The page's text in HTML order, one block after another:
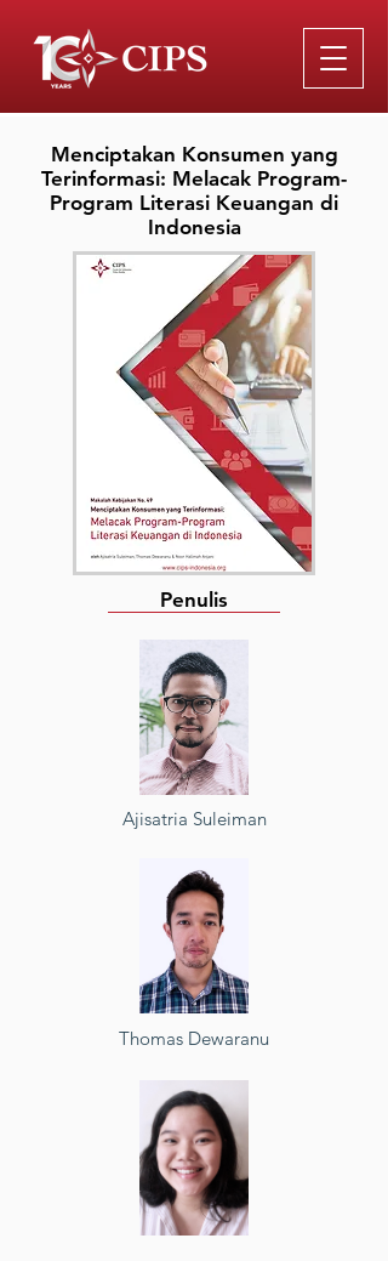
Menciptakan Konsumen yang
Terinformasi: Melacak Program-
Program Literasi Keuangan di
Indonesia
Penulis
Ajisatria Suleiman
Thomas Dewaranu